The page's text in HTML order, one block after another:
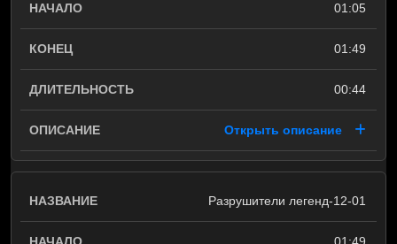
01:05
01:49
00:44
Открыть описание
Разрушители легенд-12-01